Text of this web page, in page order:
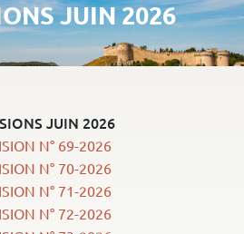
JUIN 2026
JUIN 2026
N° 69-2026
N° 70-2026
N° 71-2026
N° 72-2026